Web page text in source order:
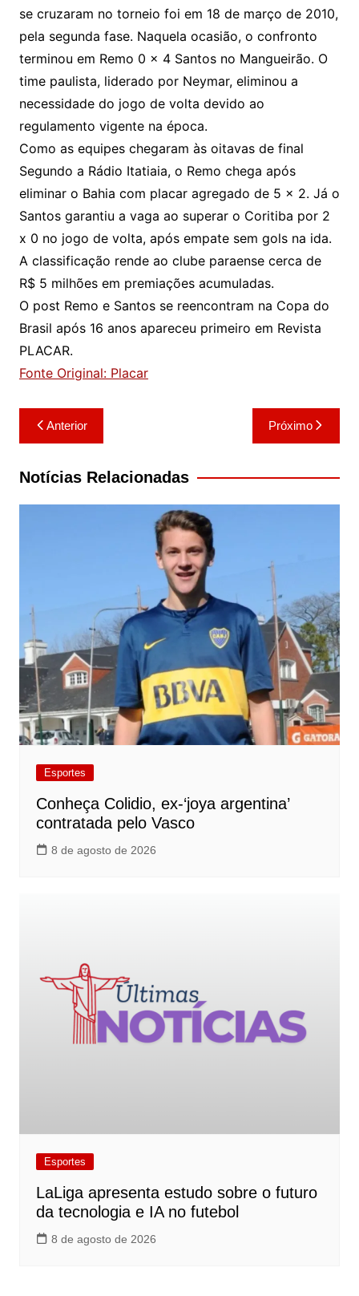
se cruzaram no torneio foi em 18 de março de 2010,
pela segunda fase. Naquela ocasião, o confronto
terminou em Remo 0 x 4 Santos no Mangueirão. O
time paulista, liderado por Neymar, eliminou a
necessidade do jogo de volta devido ao
regulamento vigente na época.
Como as equipes chegaram às oitavas de final
Segundo a Rádio Itatiaia, o Remo chega após
eliminar o Bahia com placar agregado de 5 x 2. Já o
Santos garantiu a vaga ao superar o Coritiba por 2
x 0 no jogo de volta, após empate sem gols na ida.
A classificação rende ao clube paraense cerca de
R$ 5 milhões em premiações acumuladas.
O post Remo e Santos se reencontram na Copa do
Brasil após 16 anos apareceu primeiro em Revista
PLACAR.
Fonte Original: Placar
Navegação
de
Post
Anterior Próximo
Notícias Relacionadas
Esportes
Conheça Colidio, ex-‘joya argentina’
contratada pelo Vasco
8 de agosto de 2026
Esportes
LaLiga apresenta estudo sobre o futuro
da tecnologia e IA no futebol
8 de agosto de 2026